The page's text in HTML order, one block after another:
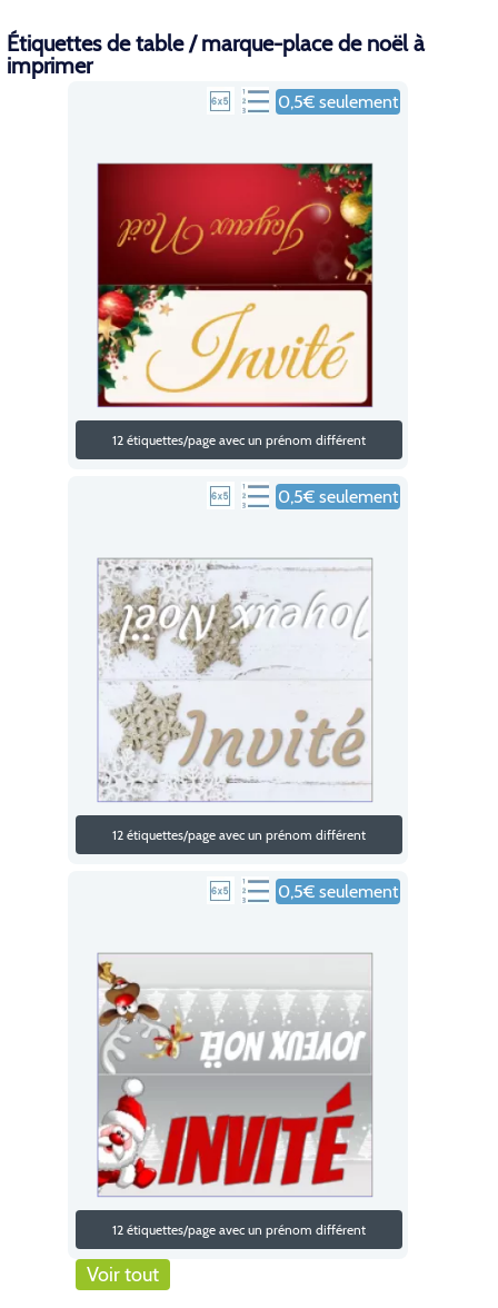
Étiquettes de table / marque-place de noël à
imprimer
0,5€ seulement
12 étiquettes/page avec un prénom différent
0,5€ seulement
12 étiquettes/page avec un prénom différent
0,5€ seulement
12 étiquettes/page avec un prénom différent
Voir tout